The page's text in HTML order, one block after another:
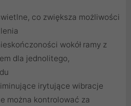
co zwiększa możliwości
wokół ramy z
dla jednolitego,
irytujące wibracje
można kontrolować za